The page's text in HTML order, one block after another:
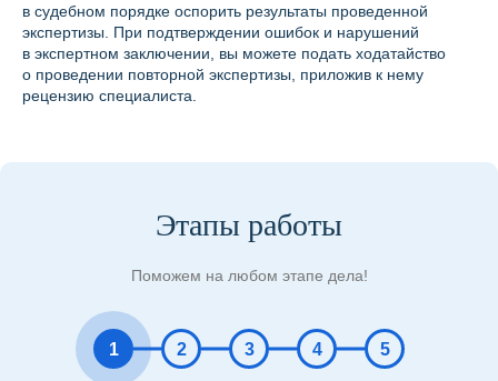
в судебном порядке оспорить результаты проведенной
экспертизы. При подтверждении ошибок и нарушений
в экспертном заключении, вы можете подать ходатайство
о проведении повторной экспертизы, приложив к нему
рецензию специалиста.
Этапы работы
Поможем на любом этапе дела!
1 2 3 4 5